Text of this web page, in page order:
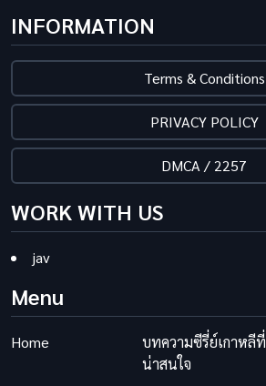
INFORMATION
Terms & Conditions
PRIVACY POLICY
DMCA / 2257
WORK WITH US
jav
Menu
Home
บทความซีรี่ย์เกาหลีที่
น่าสนใจ